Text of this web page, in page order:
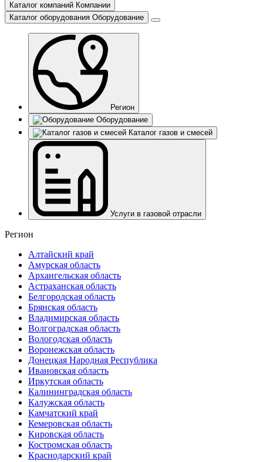
Каталог компаний Компании
Каталог оборудования Оборудование
Регион
Оборудование
Каталог газов и смесей
Услуги в газовой отрасли
Регион
Алтайский край
Амурская область
Архангельская область
Астраханская область
Белгородская область
Брянская область
Владимирская область
Волгоградская область
Вологодская область
Воронежская область
Донецкая Народная Республика
Ивановская область
Иркутская область
Калининградская область
Калужская область
Камчатский край
Кемеровская область
Кировская область
Костромская область
Краснодарский край